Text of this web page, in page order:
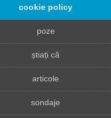
cookie policy
poze
știați că
articole
sondaje